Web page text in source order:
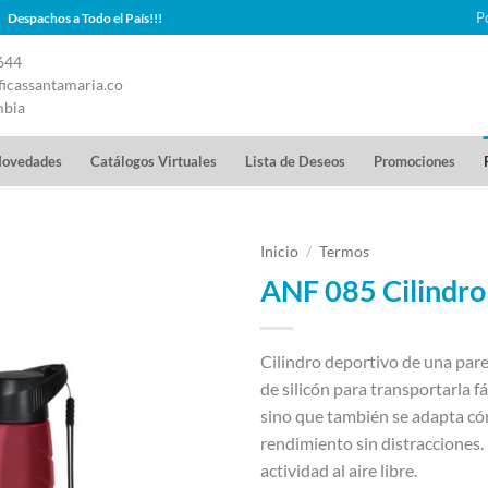
Despachos a Todo el País!!!
Catálogos Virtuales Lista de Deseos Promociones
Inicio / Termos
ANF 085
Cilindro deportivo de una
de silicón para transportarla
sino que también se adapta
rendimiento sin
actividad al aire libre.